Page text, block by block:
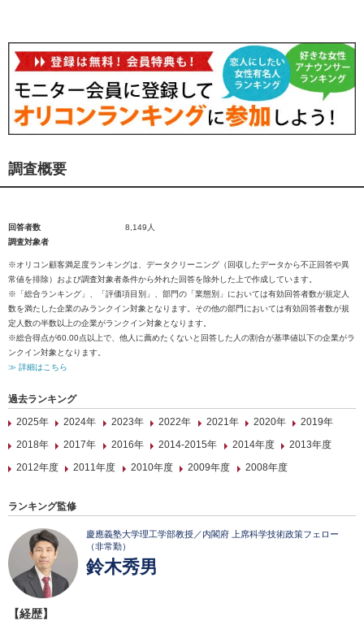
調査概要
回答者数
8,149人
調査対象者
※オリコン顧客満足度ランキングは、データクリーニング（回収したデータから不正回答や異
常値を排除）および調査対象者条件から外れた回答を除外した上で作成しています。
※「総合ランキング」、「評価項目別」、部門の「業態別」においては有効回答者数が規定人
数を満たした企業のみランクイン対象となります。その他の部門においては有効回答者数が規
定人数の半数以上の企業がランクイン対象となります。
※総合得点が60.00点以上で、他人に薦めたくないと回答した人の割合が基準値以下の企業がラ
ンクイン対象となります。
≫ 詳細はこちら
過去ランキング
2025年
2024年 2023年 2022年 2021年 2020年
2019年
2018年
2017年 2016年 2014-2015年 2014年度
2013年度
2012年度
2011年度 2010年度 2009年度 2008年度
ランキング監修
慶應義塾大学理工学部教授／内閣府 上席科学技術政策フェロー
（非常勤）
鈴木秀男
【経歴】